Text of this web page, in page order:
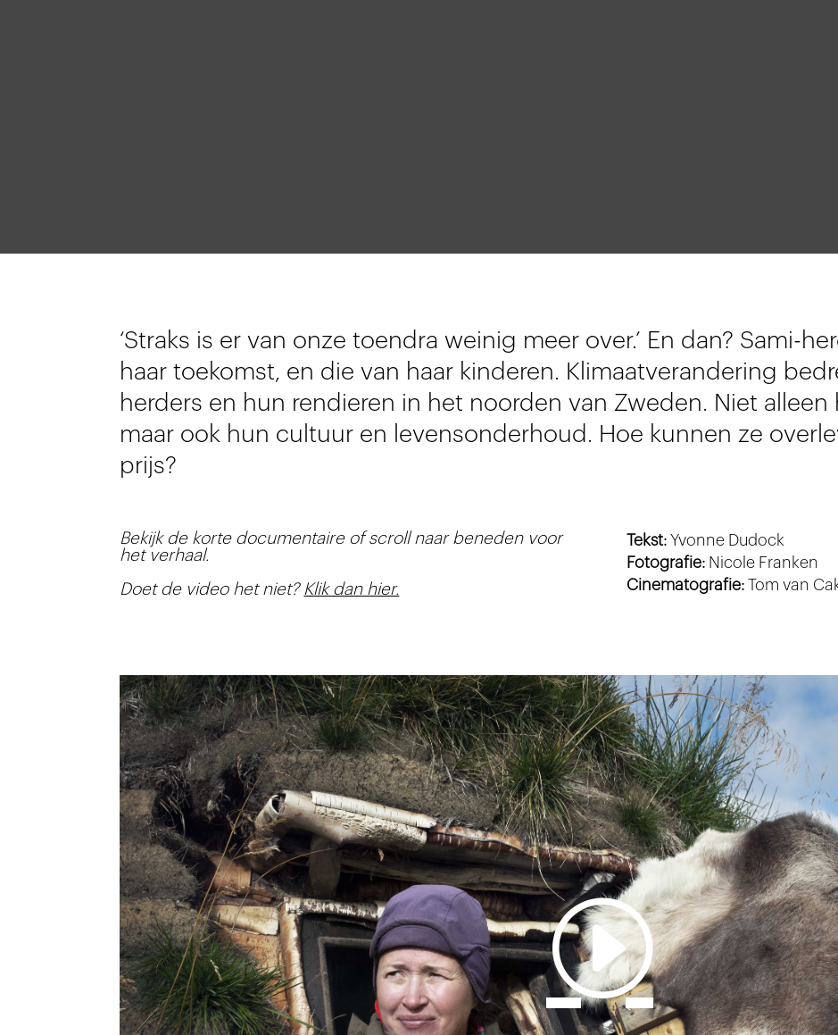
‘Straks is er van onze toendra weinig meer over.’ En dan? Sami-
haar toekomst, en die van haar kinderen. Klimaatverandering
herders en hun rendieren in het noorden van Zweden. Niet
maar ook hun cultuur en levensonderhoud. Hoe kunnen ze
prijs?
Bekijk de korte documentaire of scroll naar beneden voor
het verhaal.
Doet de video het niet? Klik dan hier.
Tekst:Yvonne Dudock
Fotografie:Nicole Franken
Cinematografie:Tom van